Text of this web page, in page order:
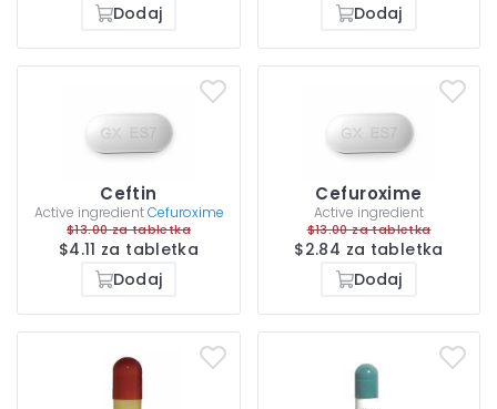
Dodaj
Dodaj
Ceftin
Active ingredient Cefuroxime
$13.00 za tabletka
$4.11 za tabletka
Dodaj
Cefuroxime
Active ingredient
$13.00 za tabletka
$2.84 za tabletka
Dodaj